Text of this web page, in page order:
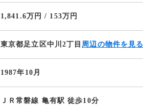
1,841.6万円 / 153万円
東京都足立区中川2丁目 周辺の物件を見る
1987年10月
ＪＲ常磐線 亀有駅 徒歩10分